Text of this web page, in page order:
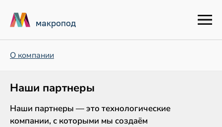
макропод
О компании
Наши партнеры
Наши партнеры — это технологические
компании, с которыми мы создаём